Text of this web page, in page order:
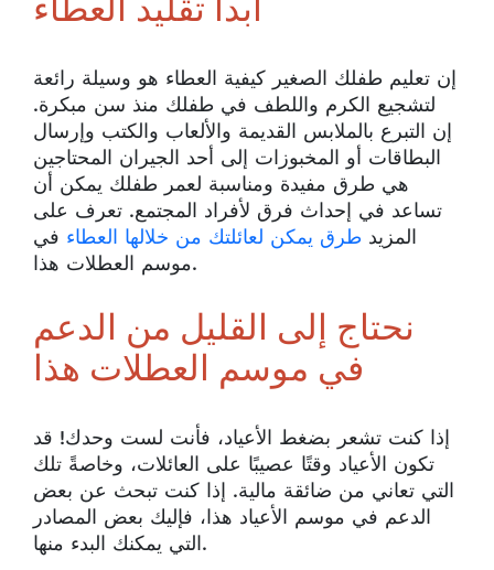
ابدأ تقليد العطاء
إن تعليم طفلك الصغير كيفية العطاء هو وسيلة رائعة
لتشجيع الكرم واللطف في طفلك منذ سن مبكرة.
إن التبرع بالملابس القديمة والألعاب والكتب وإرسال
البطاقات أو المخبوزات إلى أحد الجيران المحتاجين
هي طرق مفيدة ومناسبة لعمر طفلك يمكن أن
تساعد في إحداث فرق لأفراد المجتمع. تعرف على
المزيد طرق يمكن لعائلتك من خلالها العطاء في
موسم العطلات هذا.
نحتاج إلى القليل من الدعم
في موسم العطلات هذا
إذا كنت تشعر بضغط الأعياد، فأنت لست وحدك! قد
تكون الأعياد وقتًا عصيبًا على العائلات، وخاصةً تلك
التي تعاني من ضائقة مالية. إذا كنت تبحث عن بعض
الدعم في موسم الأعياد هذا، فإليك بعض المصادر
التي يمكنك البدء منها.